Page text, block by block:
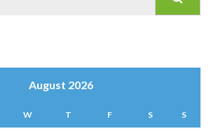
August 2026
W T F S S